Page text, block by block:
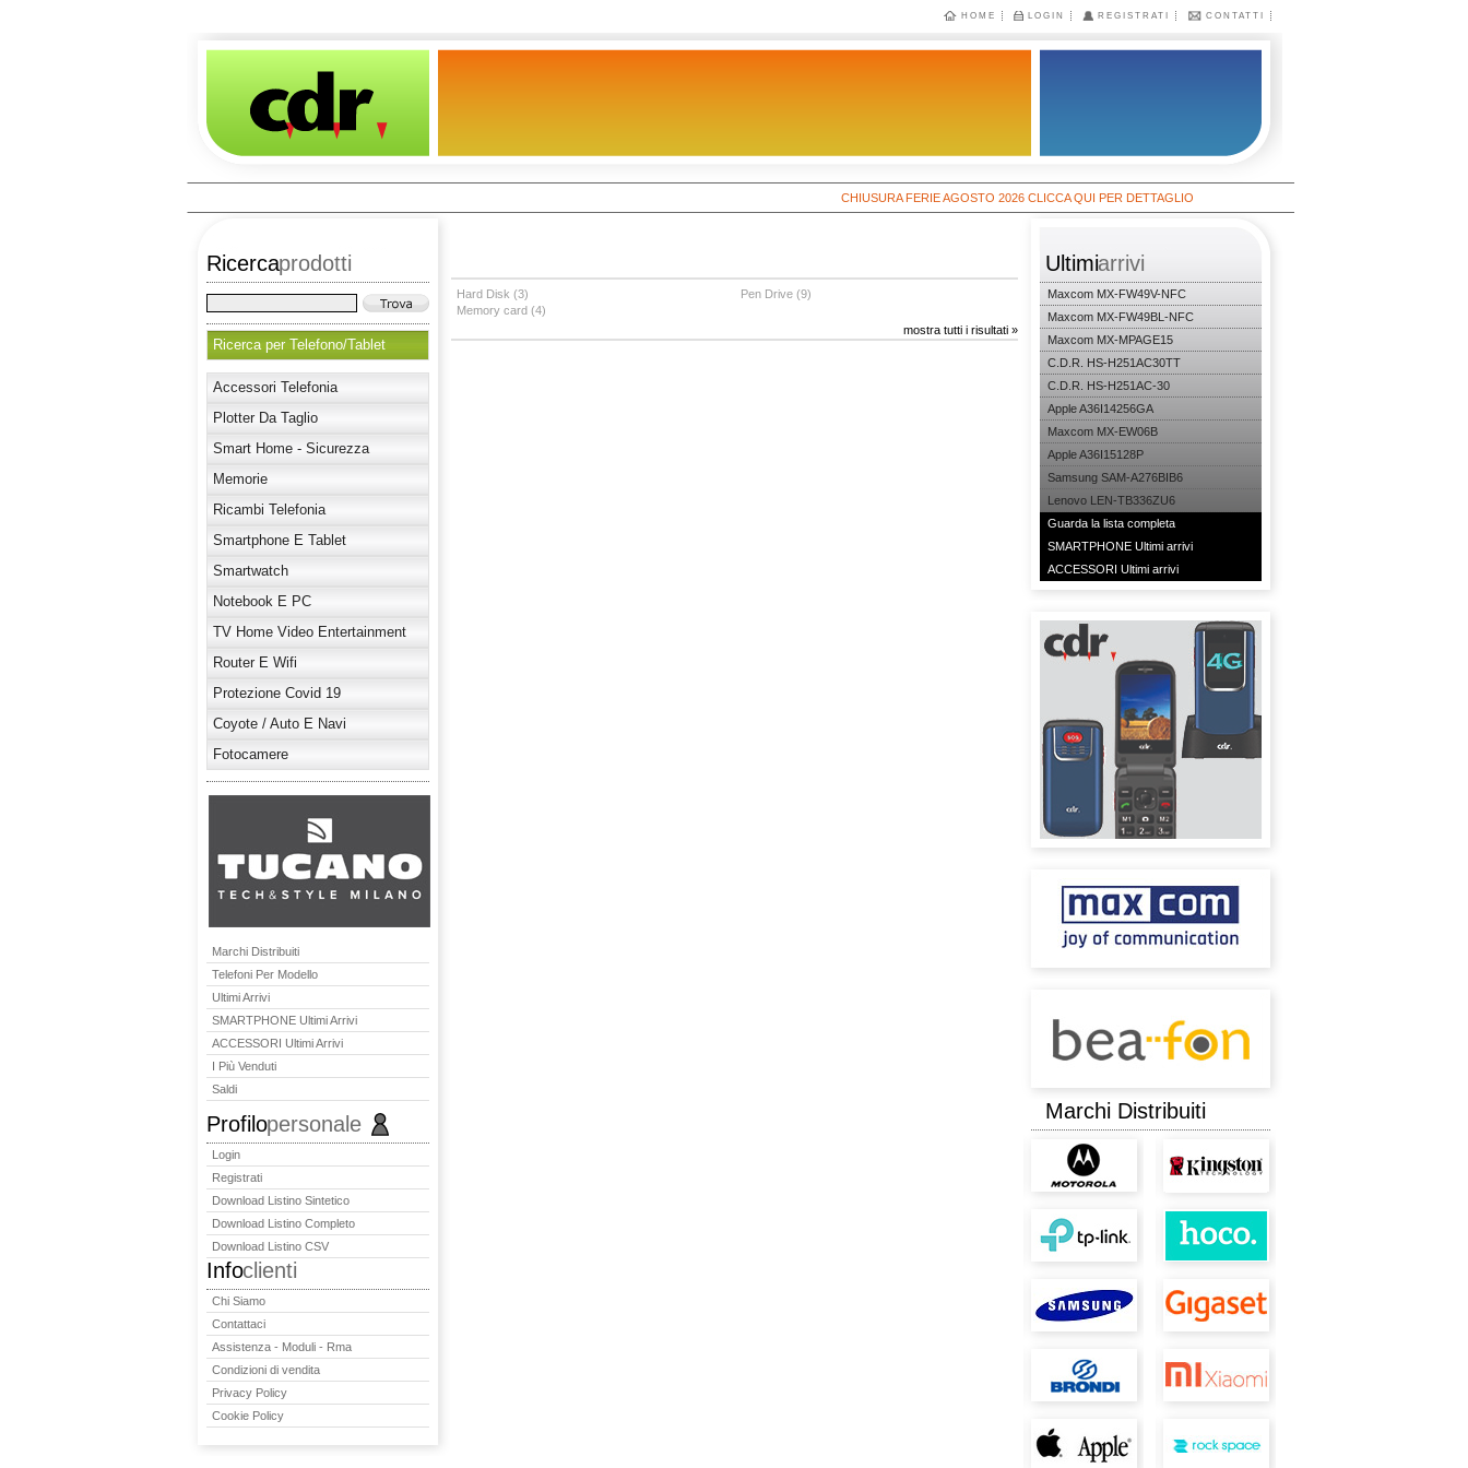
HOME LOGIN REGISTRATI CONTATTI
CHIUSURA FERIE AGOSTO 2026 CLICCA QUI PER DETTAGLIO
Ricercaprodotti
Ricerca per Telefono/Tablet
Accessori Telefonia
Plotter Da Taglio
Smart Home - Sicurezza
Memorie
Ricambi Telefonia
Smartphone E Tablet
Smartwatch
Notebook E PC
TV Home Video Entertainment
Router E Wifi
Protezione Covid 19
Coyote / Auto E Navi
Fotocamere
Marchi Distribuiti
Telefoni Per Modello
Ultimi Arrivi
SMARTPHONE Ultimi Arrivi
ACCESSORI Ultimi Arrivi
I Più Venduti
Saldi
Profilopersonale
Login
Registrati
Download Listino Sintetico
Download Listino Completo
Download Listino CSV
Infoclienti
Chi Siamo
Contattaci
Assistenza - Moduli - Rma
Condizioni di vendita
Privacy Policy
Cookie Policy
Hard Disk (3)
Memory card (4)
Pen Drive (9)
mostra tutti i risultati »
Ultimiarrivi
Maxcom MX-FW49V-NFC
Maxcom MX-FW49BL-NFC
Maxcom MX-MPAGE15
C.D.R. HS-H251AC30TT
C.D.R. HS-H251AC-30
Apple A36I14256GA
Maxcom MX-EW06B
Apple A36I15128P
Samsung SAM-A276BIB6
Lenovo LEN-TB336ZU6
Guarda la lista completa
SMARTPHONE Ultimi arrivi
ACCESSORI Ultimi arrivi
Marchi Distribuiti